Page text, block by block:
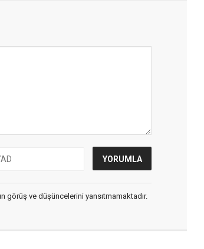
görüş ve düşüncelerini yansıtmamaktadır.